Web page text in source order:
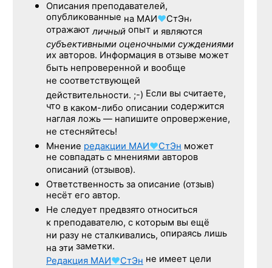
Описания преподавателей,
опубликованные на МАИ♥СтЭн,
отражаютличный опыт и являются
субъективными оценочными суждениями
их авторов. Информация в отзыве может
быть непроверенной и вообще
не соответствующей
действительности. ;-) Если вы считаете,
что в каком-либо описании содержится
наглая ложь — напишите опровержение,
не стесняйтесь!
Мнение редакции МАИ♥СтЭн может
не совпадать с мнениями авторов
описаний (отзывов).
Ответственность за описание (отзыв)
несёт его автор.
Не следует предвзято относиться
к преподавателю, с которым вы ещё
ни разу не сталкивались, опираясь лишь
на эти заметки.
Редакция МАИ♥СтЭн не имеет цели